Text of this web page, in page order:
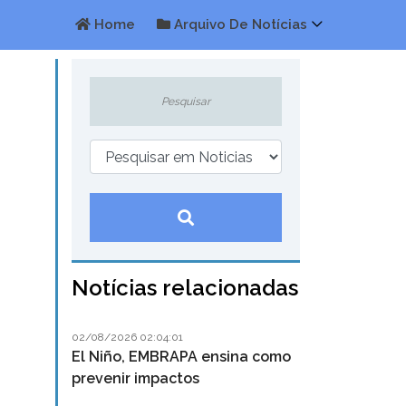
Home Arquivo De Notícias
Notícias relacionadas
02/08/2026 02:04:01
El Niño, EMBRAPA ensina como
prevenir impactos